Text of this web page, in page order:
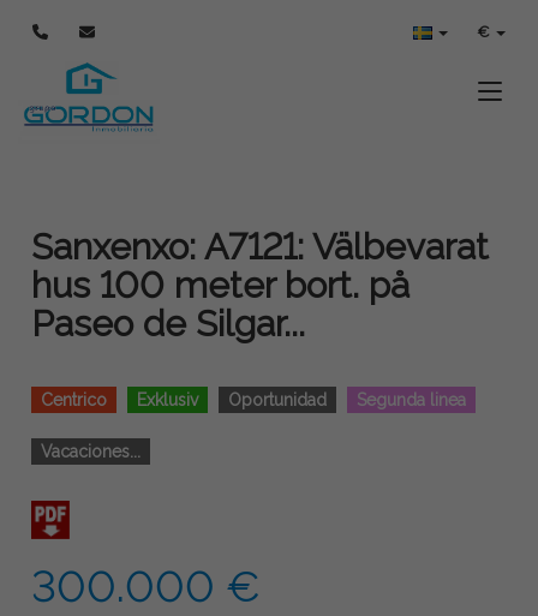
€
Sanxenxo: A7121: Välbevarat
hus 100 meter bort. på
Paseo de Silgar...
Centrico Exklusiv Oportunidad Segunda linea
Vacaciones...
300.000 €